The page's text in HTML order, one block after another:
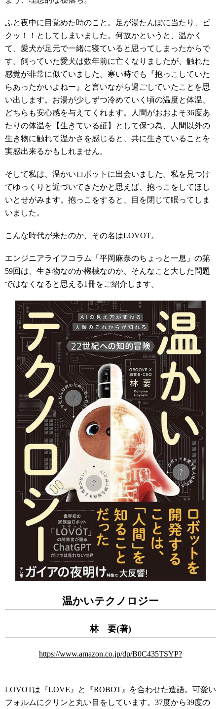
ふと夜中に目覚めた時のこと。足が湯たんぽに当たり、ビ
クッ！！としてしまいました。何故かというと、温かく
て、愛犬が足元で一緒に寝ていると思ってしまったからで
す。飼っていた愛犬は数年前に亡くなりましたが、触れた
感覚が非常に似ていました。寒い時でも『抱っこしていた
らあったかいよねー』と言いながら過ごしていたことを思
い出します。お湯が少しずつ冷めていく頃の温度と体温、
どちらも安心感を与えてくれます。人間がおおよそ36度あ
たりの体温を【生きている証】として保つ為、人間以外の
生き物に触れて温かさを感じると、共に生きていることを
実感出来るかもしれません。
そして私は、温かいロボットに出会いました。私を見つけ
てゆっくりと近づいてきたかと思えば、抱っこをしてほし
いとせがみます。抱っこをすると、目を閉じて眠ってしま
いました。
こんな時代が来たのか、その名はLOVOT。
エンジニアライフコラム「平岡麻奈のちょっと一息」の第
59回は、生き物なのか機械なのか、そんなこと大した問題
ではなくなると思える1冊をご紹介します。
温かいテクノロジー
林 要(著)
https://www.amazon.co.jp/dp/B0C435TSYP?
LOVOTは『LOVE』と『ROBOT』を合わせた造語。可愛い
フォルムにクリンと丸い目をしています。37度から39度の